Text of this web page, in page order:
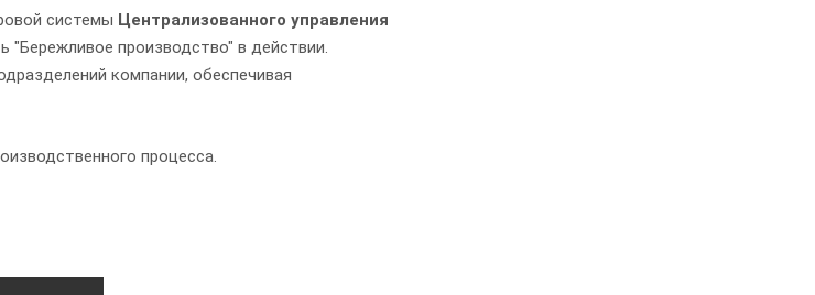
системы Централизованного управления
"Бережливое производство" в действии.
компании, обеспечивая
процесса.